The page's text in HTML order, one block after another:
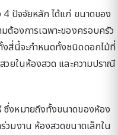
4 ปัจจัยหลัก ได้แก่ ขนาดของ
ต้องการเฉพาะของครอบครัว
งสี่นี้จะกำหนดทั้งชนิดดอกไม้ที่
วยในห้องสวด และความปราณี
งหมายถึงทั้งขนาดของห้อง
วมงาน ห้องสวดขนาดเล็กใน